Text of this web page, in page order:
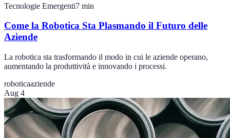
Tecnologie Emergenti7 min
Come la Robotica Sta Plasmando il Futuro delle
Aziende
La robotica sta trasformando il modo in cui le aziende operano,
aumentando la produttività e innovando i processi.
roboticaaziende
Aug 4